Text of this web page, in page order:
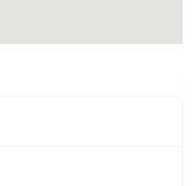
còn là nơi gợi nhắc về sự đơn sơ
lối sống chậm, con người hiền hậu
là nơi đáng để ghé lại – không chỉ một
đến bản sắc đích thực của vùng